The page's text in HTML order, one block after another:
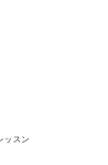
ッスン